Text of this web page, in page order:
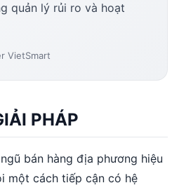
quản lý rủi ro và hoạt
VietSmart
PHÁP
bán hàng địa phương hiệu
một cách tiếp cận có hệ